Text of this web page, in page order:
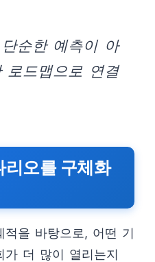
순한 예측이 아
로드맵으로 연결
리오를 구체화
을 바탕으로, 어떤 기
가 더 많이 열리는지